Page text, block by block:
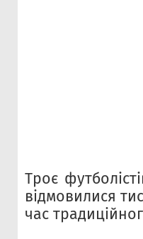
Троє
відмовилися
час